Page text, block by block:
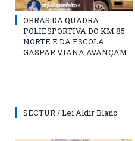
OBRAS DA QUADRA
POLIESPORTIVA DO KM 85
NORTE E DA ESCOLA
GASPAR VIANA AVANÇAM
SECTUR / Lei Aldir Blanc